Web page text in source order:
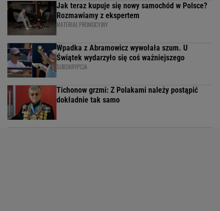
Jak teraz kupuje się nowy samochód w Polsce?
Rozmawiamy z ekspertem
MATERIAŁ PROMOCYJNY
Wpadka z Abramowicz wywołała szum. U
Świątek wydarzyło się coś ważniejszego
SUBSKRYPCJA
Tichonow grzmi: Z Polakami należy postąpić
dokładnie tak samo